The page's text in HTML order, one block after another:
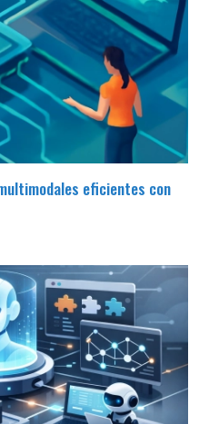
eficientes con